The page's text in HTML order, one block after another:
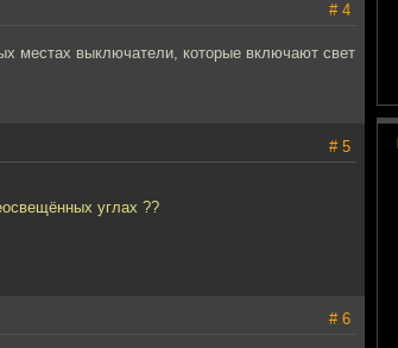
# 4
местах выключатели, которые включают свет
# 5
углах ??
# 6